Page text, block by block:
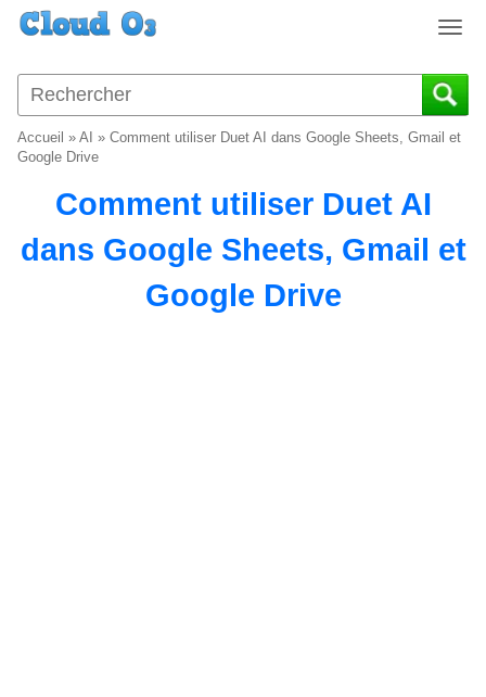
T
g
g
i
Accueil » AI » Comment utiliser Duet AI dans Google Sheets, Gmail et
Google Drive
Comment utiliser Duet AI
dans Google Sheets, Gmail et
Google Drive